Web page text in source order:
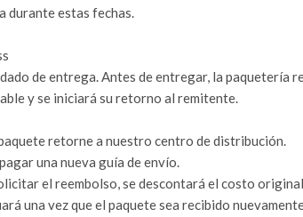
durante estas fechas.
de entrega. Antes de entregar, la
y se iniciará su retorno al remitente.
retorne a nuestro centro de distribución.
una nueva guía de envío.
el reembolso, se descontará el costo
una vez que el paquete sea recibido